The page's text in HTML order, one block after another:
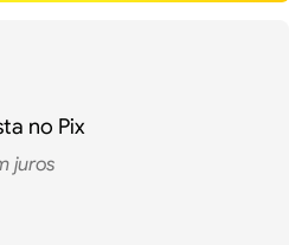
no Pix
juros